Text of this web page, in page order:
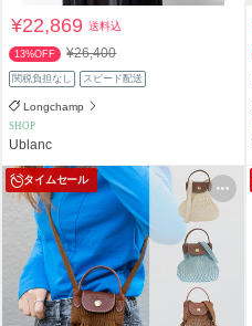
¥22,869送料込
13%OFF ¥26,400
関税負担なし スピード配送
Longchamp
SHOP
Ublanc
タイムセール